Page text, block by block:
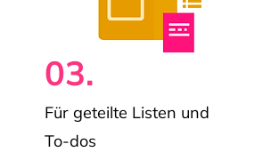
03.
Für geteilte Listen und
To-dos